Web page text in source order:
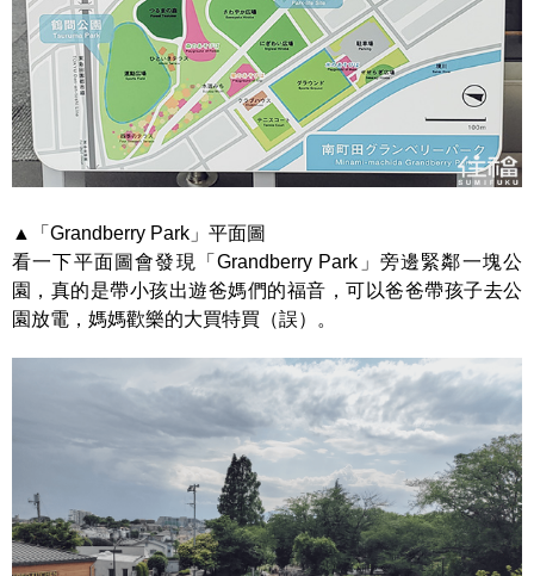
▲「Grandberry Park」平面圖
看一下平面圖會發現「Grandberry Park」旁邊緊鄰一塊公
園，真的是帶小孩出遊爸媽們的福音，可以爸爸帶孩子去公
園放電，媽媽歡樂的大買特買（誤）。